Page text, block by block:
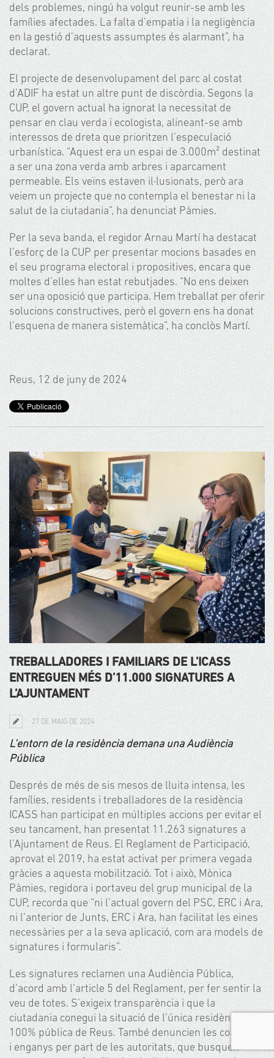
dels problemes, ningú ha volgut reunir-se amb les
famílies afectades. La falta d’empatia i la negligència
en la gestió d’aquests assumptes és alarmant”, ha
declarat.
El projecte de desenvolupament del parc al costat
d’ADIF ha estat un altre punt de discòrdia. Segons la
CUP, el govern actual ha ignorat la necessitat de
pensar en clau verda i ecologista, alineant-se amb
interessos de dreta que prioritzen l’especulació
urbanística. “Aquest era un espai de 3.000m² destinat
a ser una zona verda amb arbres i aparcament
permeable. Els veïns estaven il·lusionats, però ara
veiem un projecte que no contempla el benestar ni la
salut de la ciutadania”, ha denunciat Pàmies.
Per la seva banda, el regidor Arnau Martí ha destacat
l’esforç de la CUP per presentar mocions basades en
el seu programa electoral i propositives, encara que
moltes d’elles han estat rebutjades. “No ens deixen
ser una oposició que participa. Hem treballat per oferir
solucions constructives, però el govern ens ha donat
l’esquena de manera sistemàtica”, ha conclòs Martí.
Reus, 12 de juny de 2024
TREBALLADORES I FAMILIARS DE L’ICASS
ENTREGUEN MÉS D’11.000 SIGNATURES A
L’AJUNTAMENT
27 DE MAIG DE 2024
L’entorn de la residència demana una Audiència
Pública
Després de més de sis mesos de lluita intensa, les
famílies, residents i treballadores de la residència
ICASS han participat en múltiples accions per evitar el
seu tancament, han presentat 11.263 signatures a
l’Ajuntament de Reus. El Reglament de Participació,
aprovat el 2019, ha estat activat per primera vegada
gràcies a aquesta mobilització. Tot i això, Mònica
Pàmies, regidora i portaveu del grup municipal de la
CUP, recorda que “ni l’actual govern del PSC, ERC i Ara,
ni l’anterior de Junts, ERC i Ara, han facilitat les eines
necessàries per a la seva aplicació, com ara models de
signatures i formularis”.
Les signatures reclamen una Audiència Pública,
d’acord amb l’article 5 del Reglament, per fer sentir la
veu de totes. S’exigeix transparència i que la
ciutadania conegui la situació de l’única residència
100% pública de Reus. També denuncien les coaccions
i enganys per part de les autoritats, que busquen